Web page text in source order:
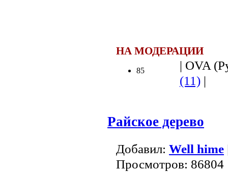
НА МОДЕРАЦИИ
85
| OVA
(11) |
Райское дерево
Добавил: Well hime
Просмотров: 86804